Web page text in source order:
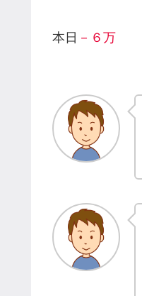
本日 －６万